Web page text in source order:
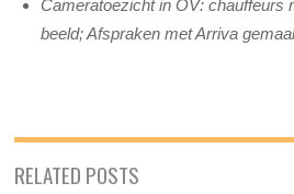
Cameratoezicht in OV: chauffeurs
beeld; Afspraken met Arriva
RELATED POSTS